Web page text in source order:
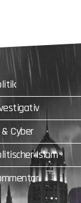
Cyber
Islam